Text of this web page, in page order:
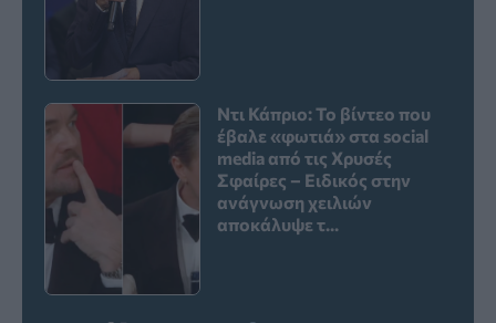
Ντι Κάπριο: Το βίντεο που
έβαλε «φωτιά» στα social
media από τις Χρυσές
Σφαίρες – Ειδικός στην
ανάγνωση χειλιών
αποκάλυψε τ...